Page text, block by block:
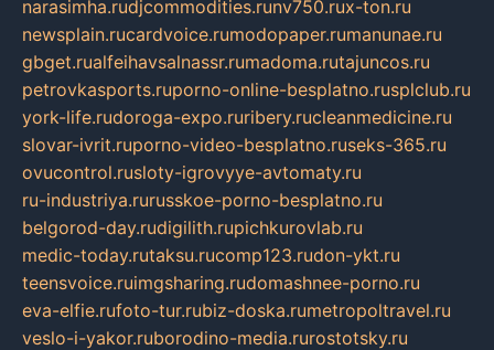
narasimha.rudjcommodities.runv750.rux-ton.ru
newsplain.rucardvoice.rumodopaper.rumanunae.ru
gbget.rualfeihavsalnassr.rumadoma.rutajuncos.ru
petrovkasports.ruporno-online-besplatno.rusplclub.ru
york-life.rudoroga-expo.ruribery.rucleanmedicine.ru
slovar-ivrit.ruporno-video-besplatno.ruseks-365.ru
ovucontrol.rusloty-igrovyye-avtomaty.ru
ru-industriya.rurusskoe-porno-besplatno.ru
belgorod-day.rudigilith.rupichkurovlab.ru
medic-today.rutaksu.rucomp123.rudon-ykt.ru
teensvoice.ruimgsharing.rudomashnee-porno.ru
eva-elfie.rufoto-tur.rubiz-doska.rumetropoltravel.ru
veslo-i-yakor.ruborodino-media.rurostotsky.ru